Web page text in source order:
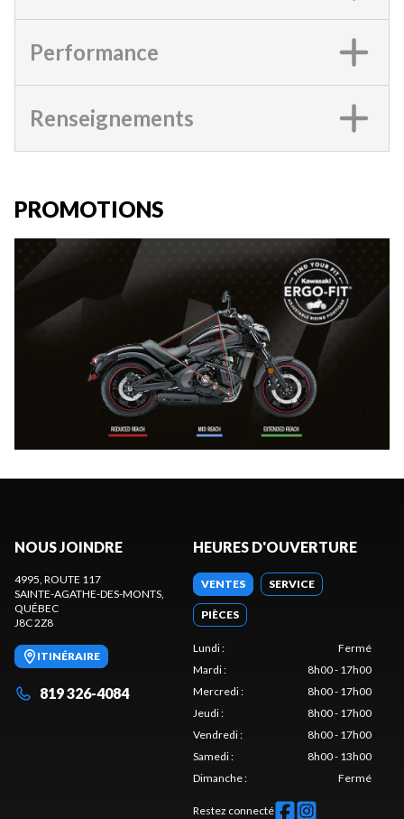
Performance
Renseignements
PROMOTIONS
NOUS JOINDRE
4995, ROUTE 117
SAINTE-AGATHE-DES-MONTS
QUÉBEC
J8C 2Z8
ITINÉRAIRE
819 326-4084
HEURES D'OUVERTURE
VENTES SERVICE
PIÈCES
Lundi:
Fermé
Mardi:
8h00 - 17h00
Mercredi:
8h00 - 17h00
Jeudi:
8h00 - 17h00
Vendredi:
8h00 - 17h00
Samedi:
8h00 - 13h00
Dimanche: Fermé
Restez connecté